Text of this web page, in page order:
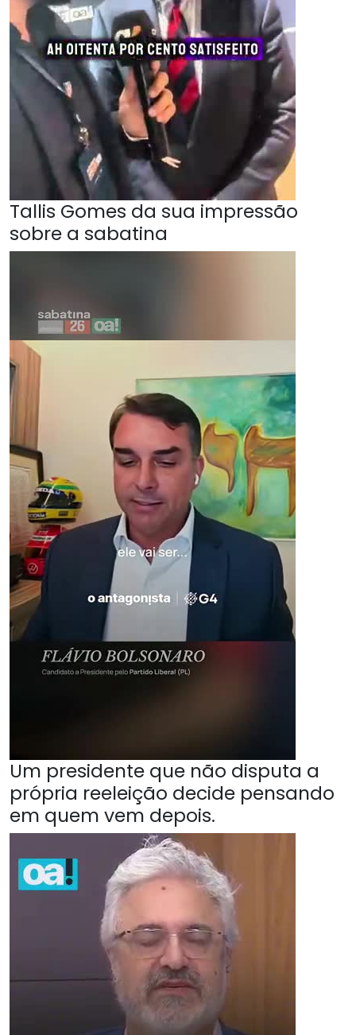
Tallis Gomes da sua impressão
sobre a sabatina
Um presidente que não disputa a
própria reeleição decide pensando
em quem vem depois.